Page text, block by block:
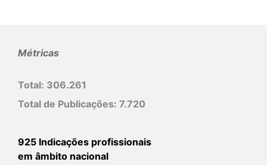
Métricas
Total: 306.261
Total de Publicações: 7.720
925 Indicações profissionais
em âmbito nacional